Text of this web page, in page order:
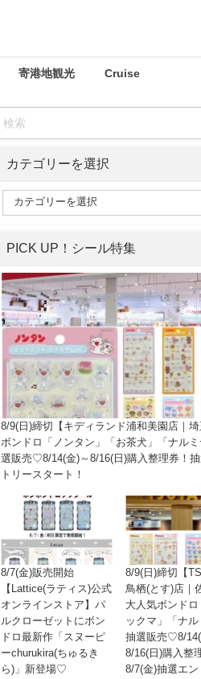
寄港地観光 Cruise
カテゴリーを選択
PICK UP！シール特集
8/9(日)締切【キディランド浦和美園店｜埼
ボンドロ「ノンタン」「お茶犬」「ナルミ
選販売♡8/14(金)～8/16(日)購入整理券！
トリースタート！
8/7(金)販売開始
【Lattice(ラティス)公式
オンラインストア】パ
ルクローゼットにボン
ドロ最新作「スヌーピ
ーchurukira(ちゅるき
ら)」新登場♡
8/9(日)締切【
鳥栖(とす)店｜
大人気ボンドロ
ックマ」「ナル
抽選販売♡8/
8/16(日)購入整
8/7(金)抽選エン